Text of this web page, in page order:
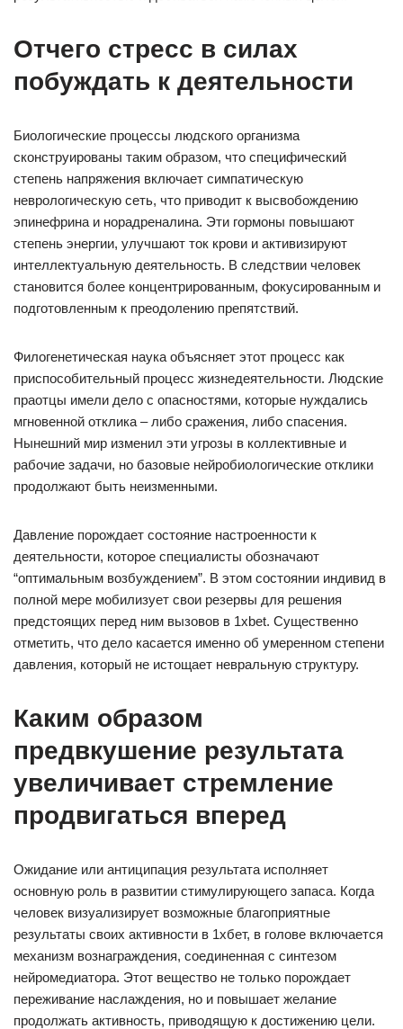
Отчего стресс в силах
побуждать к деятельности
Биологические процессы людского организма
сконструированы таким образом, что специфический
степень напряжения включает симпатическую
неврологическую сеть, что приводит к высвобождению
эпинефрина и норадреналина. Эти гормоны повышают
степень энергии, улучшают ток крови и активизируют
интеллектуальную деятельность. В следствии человек
становится более концентрированным, фокусированным и
подготовленным к преодолению препятствий.
Филогенетическая наука объясняет этот процесс как
приспособительный процесс жизнедеятельности. Людские
праотцы имели дело с опасностями, которые нуждались
мгновенной отклика – либо сражения, либо спасения.
Нынешний мир изменил эти угрозы в коллективные и
рабочие задачи, но базовые нейробиологические отклики
продолжают быть неизменными.
Давление порождает состояние настроенности к
деятельности, которое специалисты обозначают
“оптимальным возбуждением”. В этом состоянии индивид в
полной мере мобилизует свои резервы для решения
предстоящих перед ним вызовов в 1xbet. Существенно
отметить, что дело касается именно об умеренном степени
давления, который не истощает невральную структуру.
Каким образом
предвкушение результата
увеличивает стремление
продвигаться вперед
Ожидание или антиципация результата исполняет
основную роль в развитии стимулирующего запаса. Когда
человек визуализирует возможные благоприятные
результаты своих активности в 1хбет, в голове включается
механизм вознаграждения, соединенная с синтезом
нейромедиатора. Этот вещество не только порождает
переживание наслаждения, но и повышает желание
продолжать активность, приводящую к достижению цели.